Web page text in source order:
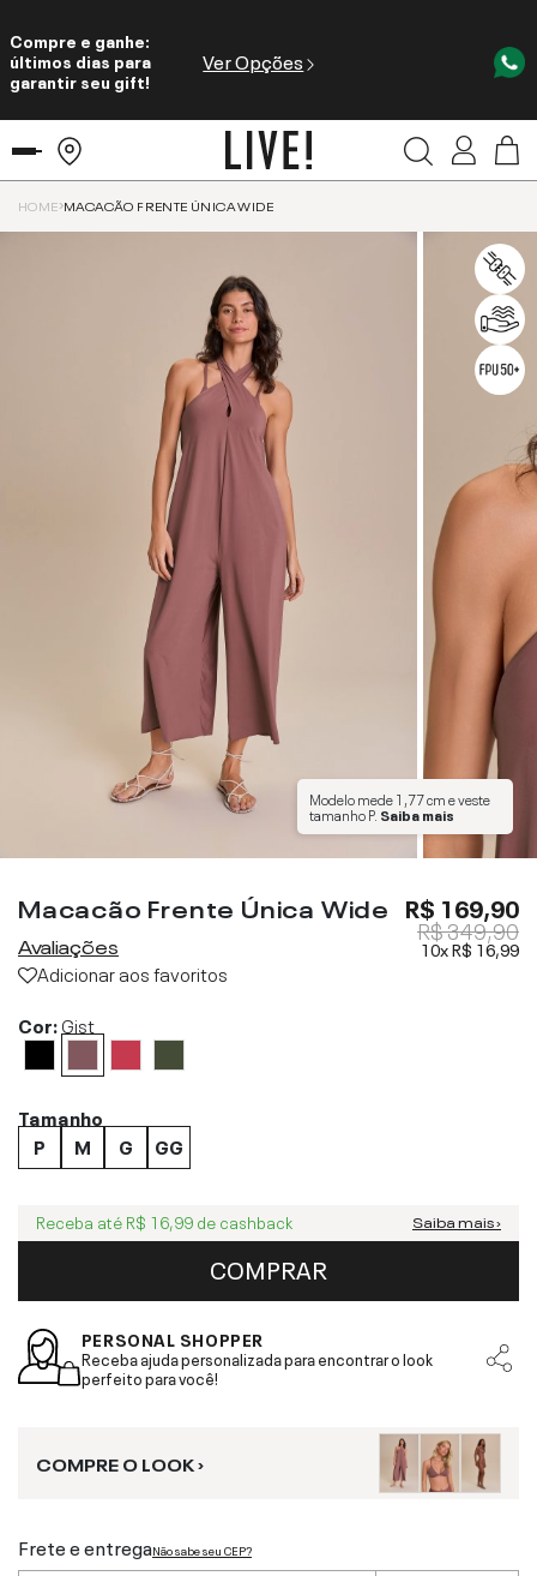
Compre e ganhe:
últimos dias para
garantir seu gift!
Ver Opções
HOME MACACÃO FRENTE ÚNICA WIDE
Modelo mede1,77 cme veste
tamanhoP. Saiba mais
Macacão Frente Única Wide
Avaliações
Adicionar aos favoritos
R$ 169,90
R$ 349,90
10xR$ 16,99
Cor:Gist
Tamanho
P
M G GG
Receba até R$ 16,99 de cashback Saiba mais ›
COMPRAR
PERSONAL SHOPPER
Receba ajuda personalizada para encontrar o look
perfeito para você!
COMPRE O LOOK ›
Frete e entregaNão sabe seu CEP?